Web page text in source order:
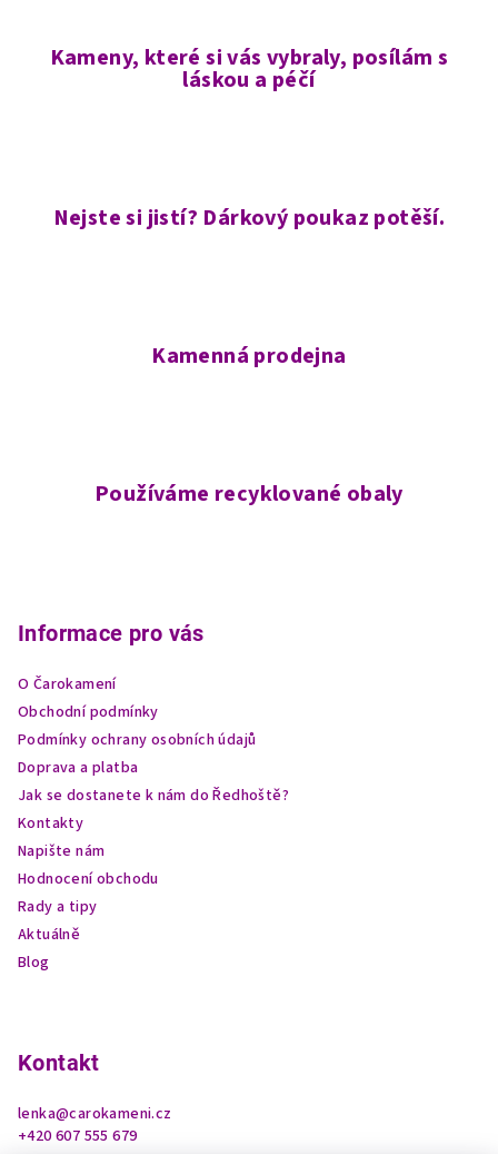
Kameny, které si vás vybraly, posílám s
láskou a péčí
Nejste si jistí? Dárkový poukaz potěší.
Kamenná prodejna
Používáme recyklované obaly
Informace pro vás
O Čarokamení
Obchodní podmínky
Podmínky ochrany osobních údajů
Doprava a platba
Jak se dostanete k nám do Ředhoště?
Kontakty
Napište nám
Hodnocení obchodu
Rady a tipy
Aktuálně
Blog
Kontakt
lenka@carokameni.cz
+420 607 555 679